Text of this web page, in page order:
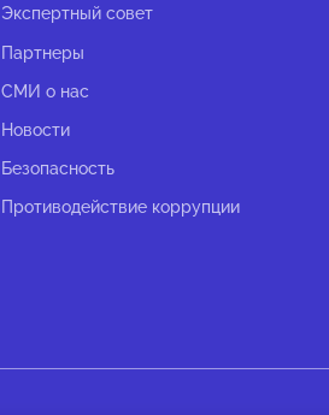
Экспертный совет
Партнеры
СМИ о нас
Новости
Безопасность
Противодействие коррупции